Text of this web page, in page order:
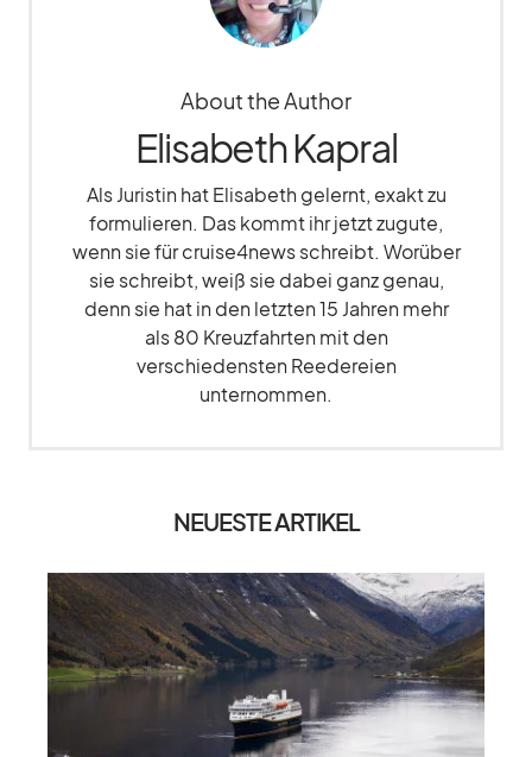
About the Author
Elisabeth Kapral
Als Juristin hat Elisabeth gelernt, exakt zu
formulieren. Das kommt ihr jetzt zugute,
wenn sie für cruise4news schreibt. Worüber
sie schreibt, weiß sie dabei ganz genau,
denn sie hat in den letzten 15 Jahren mehr
als 80 Kreuzfahrten mit den
verschiedensten Reedereien
unternommen.
NEUESTE ARTIKEL